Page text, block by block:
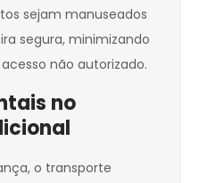
sejam manuseados
segura, minimizando
não autorizado.
no
o transporte